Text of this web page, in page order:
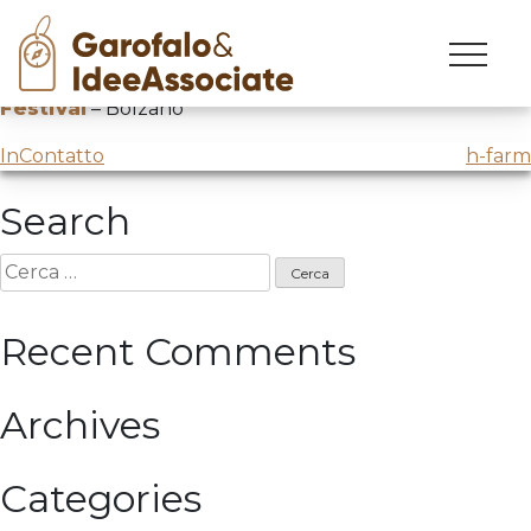
Skip
content
filmfestival
“Come innovare in modo sostenibile”
Festival– Bolzano
Navigazione
articoli
InContatto h-farm
Search
Ricerca
per:
Recent Comments
Archives
Categories